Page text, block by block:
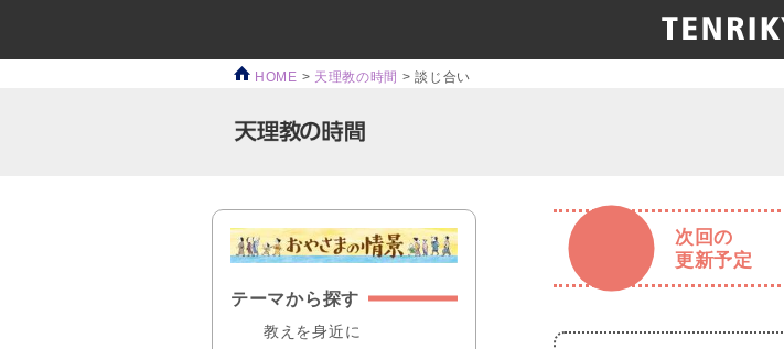
HOME > 天理教の時間 >談じ合い
次回の
更新予定
テーマから探す
教えを身近に